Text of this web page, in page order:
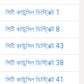
সিটি কাউন্সিল ডিস্ট্রিক্ট 1
সিটি কাউন্সিল ডিস্ট্রিক্ট 8
সিটি কাউন্সিল ডিস্ট্রিক্ট 43
সিটি কাউন্সিল ডিস্ট্রিক্ট 38
সিটি কাউন্সিল ডিস্ট্রিক্ট 41